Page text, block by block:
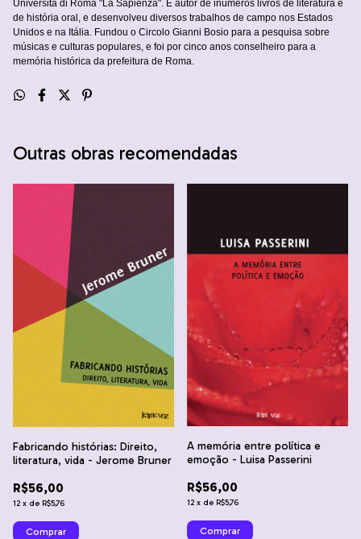
Università di Roma "La Sapienza". É autor de inúmeros livros de literatura e
de história oral, e desenvolveu diversos trabalhos de campo nos Estados
Unidos e na Itália. Fundou o Circolo Gianni Bosio para a pesquisa sobre
músicas e culturas populares, e foi por cinco anos conselheiro para a
memória histórica da prefeitura de Roma.
Outras obras recomendadas
Fabricando histórias: Direito,
literatura, vida - Jerome Bruner
R$56,00
12 x de R$5,76
A memória entre política e
emoção - Luisa Passerini
R$56,00
12 x de R$5,76